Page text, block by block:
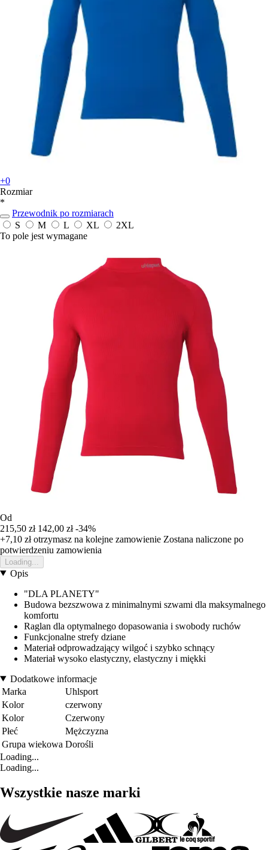
+0
Rozmiar
*
Przewodnik po rozmiarach
S
M L XL
2XL
To pole jest wymagane
Od
215,50 zł 142,00 zł -34%
+7,10 złotrzymasz na kolejne zamowienie Zostana naliczone po
potwierdzeniu zamowienia
Loading...
Opis
"DLA PLANETY"
Budowa bezszwowa z minimalnymi szwami dla maksymalnego
komfortu
Raglan dla optymalnego dopasowania i swobody ruchów
Funkcjonalne strefy dziane
Materiał odprowadzający wilgoć i szybko schnący
Materiał wysoko elastyczny, elastyczny i miękki
Dodatkowe informacje
Marka
Uhlsport
Kolor
czerwony
Kolor
Czerwony
Płeć
Mężczyzna
Grupa wiekowa Dorośli
Loading...
Loading...
Wszystkie nasze marki